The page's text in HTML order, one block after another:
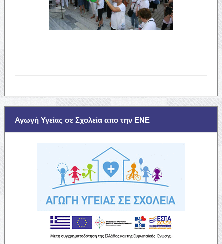
Αγωγή Υγείας σε Σχολεία απο την ΕΝΕ